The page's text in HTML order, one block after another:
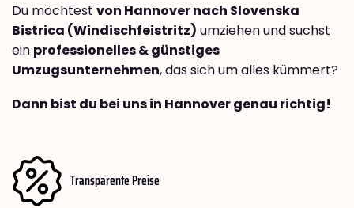
Du möchtest von Hannover nach Slovenska
Bistrica (Windischfeistritz) umziehen und suchst
ein professionelles & günstiges
Umzugsunternehmen, das sich um alles kümmert?
Dann bist du bei uns in Hannover genau richtig!
Transparente Preise